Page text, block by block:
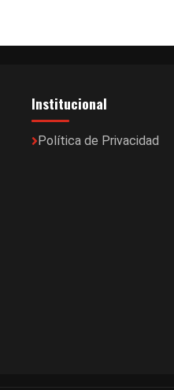
Institucional
Política de Privacidad